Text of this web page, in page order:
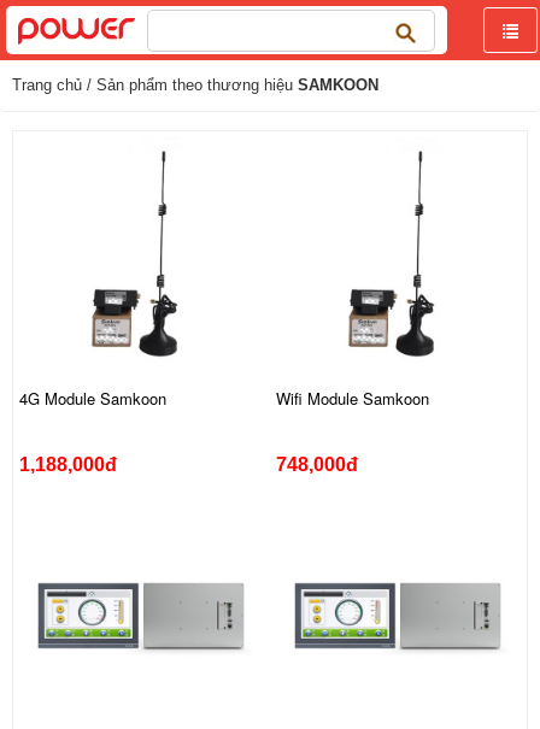
Tìm
kiếm
Trang chủ / Sản phẩm theo thương hiệu SAMKOON
4G Module Samkoon
1,188,000đ
Wifi Module Samkoon
748,000đ